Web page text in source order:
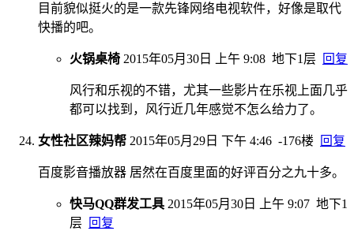
目前貌似挺火的是一款先锋网络电视软件，好像是取代
快播的吧。
火锅桌椅 2015年05月30日 上午 9:08 地下1层 回复
风行和乐视的不错，尤其一些影片在乐视上面几乎
都可以找到，风行近几年感觉不怎么给力了。
女性社区辣妈帮 2015年05月29日 下午 4:46 -176楼 回复
百度影音播放器 居然在百度里面的好评百分之九十多。
快马QQ群发工具 2015年05月30日 上午 9:07 地下1
层
回复